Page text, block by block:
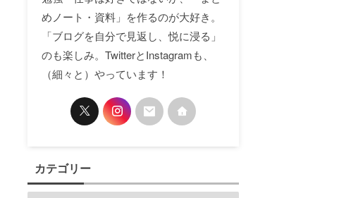
めノート・資料」を作るのが大好き。
「ブログを自分で見返し、悦に浸る」
のも楽しみ。TwitterとInstagramも、
（細々と）やっています！
カテゴリー